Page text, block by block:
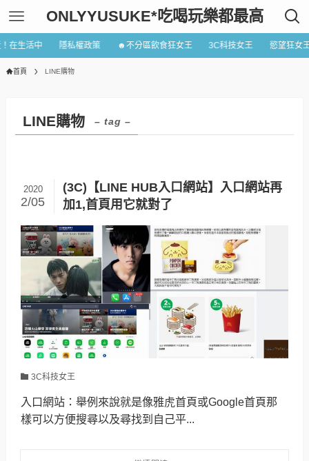
ONLYYUSUKE*吃喝玩樂都最高
在生活中 隱私權政策 ☻不分區飲食狂女王 3C科技女王 慾望狂女
首頁 LINE購物
LINE購物 – tag –
(3C)【LINE HUB入口網站】入口網站再
加1,首頁用它就對了
2020
2/05
3C科技女王
入口網站：舉例來說就是像雅虎首頁或Google首頁那
樣可以方便搜尋以及尋找到自己平...